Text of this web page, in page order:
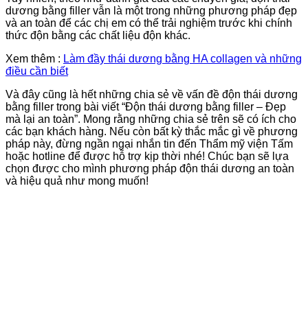
dương bằng filler vẫn là một trong những phương pháp đẹp
và an toàn để các chị em có thể trải nghiệm trước khi chính
thức độn bằng các chất liệu độn khác.
Xem thêm : Làm đầy thái dương bằng HA collagen và những
điều cần biết
Và đây cũng là hết những chia sẻ về vấn đề độn thái dương
bằng filler trong bài viết “Độn thái dương bằng filler – Đẹp
mà lại an toàn”. Mong rằng những chia sẻ trên sẽ có ích cho
các bạn khách hàng. Nếu còn bất kỳ thắc mắc gì về phương
pháp này, đừng ngần ngại nhắn tin đến Thẩm mỹ viện Tấm
hoặc hotline để được hỗ trợ kịp thời nhé! Chúc bạn sẽ lựa
chọn được cho mình phương pháp độn thái dương an toàn
và hiệu quả như mong muốn!